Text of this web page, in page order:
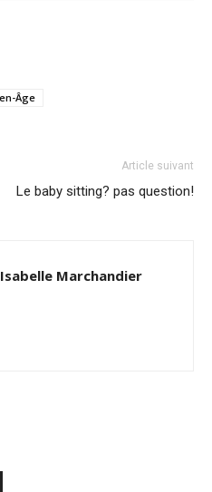
Âge
Article suivant
Le baby sitting? pas question!
Isabelle Marchandier